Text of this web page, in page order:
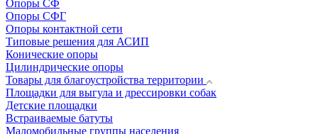
Опоры СФ
Опоры СФГ
Опоры контактной сети
Типовые решения для АСИП
Конические опоры
Цилиндрические опоры
Товары для благоустройства территории
Площадки для выгула и дрессировки собак
Детские площадки
Встраиваемые батуты
Маломобильные группы населения